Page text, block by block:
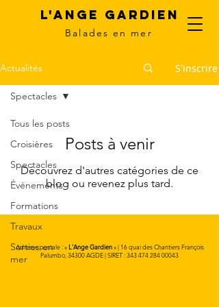
L'Ange Gardien
Balades en mer
Actualités S'inscrire
Tous les posts
Croisières
Spectacles
Événements
Formations
Travaux
Sorties en
mer
Spectacles
Posts à venir
Découvrez d'autres catégories de ce
blog ou revenez plus tard.
Adresse postale : «L'Ange Gardien» | 16 quai des Chantiers François
Palumbo, 34300 AGDE | SIRET :343 474 284 00043